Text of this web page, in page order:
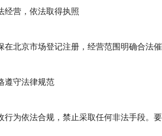
营，依法取得执照
北京市场登记注册，经营范围明确合法催
守法律规范
依法合规，禁止采取任何非法手段。要